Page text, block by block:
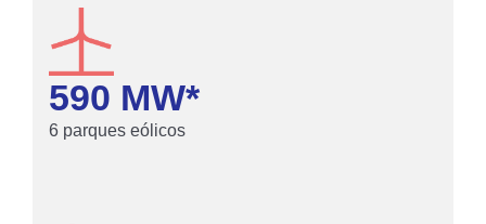
6 parques eólicos
590 MW*